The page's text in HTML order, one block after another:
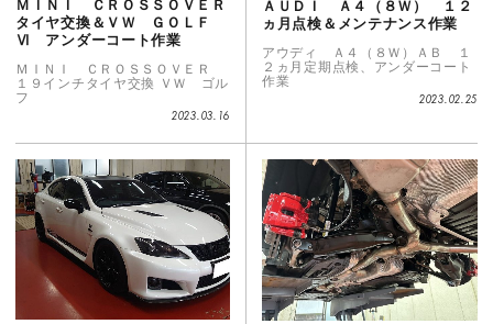
ＭＩＮＩ ＣＲＯＳＳＯＶＥＲ
タイヤ交換＆ＶＷ ＧＯＬＦ
Ⅵ アンダーコート作業
ＭＩＮＩ ＣＲＯＳＳＯＶＥＲ
１９インチタイヤ交換 ＶＷ ゴル
フ
2023.03.16
ＡＵＤＩ Ａ４（８Ｗ） １２
ヵ月点検＆メンテナンス作業
アウディ Ａ４（８Ｗ）ＡＢ １
２ヵ月定期点検、アンダーコート
作業
2023.02.25